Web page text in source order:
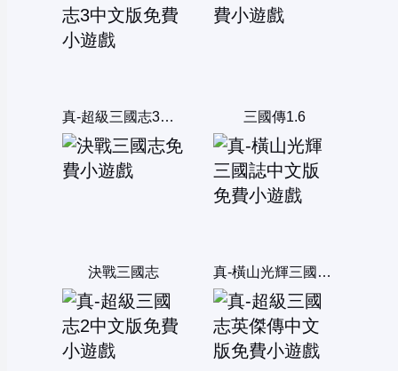
真-超級三國志3中文版 三國傳1.6
決戰三國志 真-橫山光輝三國誌中文版